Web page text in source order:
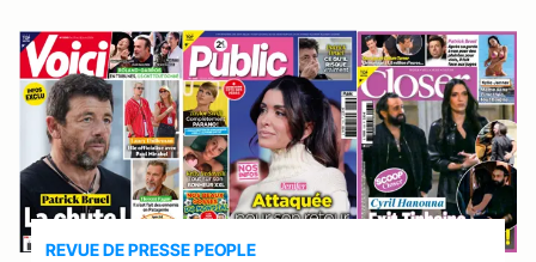
REVUE DE PRESSE PEOPLE